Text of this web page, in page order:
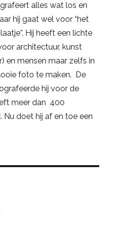
alles wat los en
hij gaat wel voor “het
Hij heeft een lichte
architectuur, kunst
en mensen maar zelfs in
foto te maken. De
hij voor de
meer dan 400
doet hij af en toe een